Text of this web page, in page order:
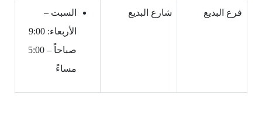
فرع البديع شارع البديع
السبت –
الأربعاء: 9:00
صباحاً – 5:00
مساءً